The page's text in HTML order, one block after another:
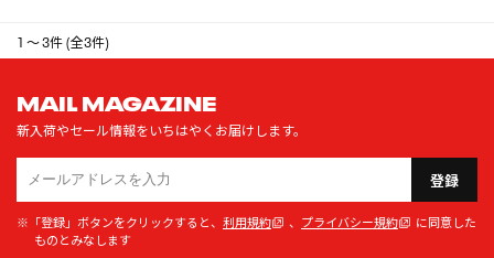
1 ～ 3件 (全3件)
MAIL MAGAZINE
新入荷やセール情報をいちはやくお届けします。
登録
※「登録」ボタンをクリックすると、 利用規約 、 プライバシー規約
に同意した
ものとみなします